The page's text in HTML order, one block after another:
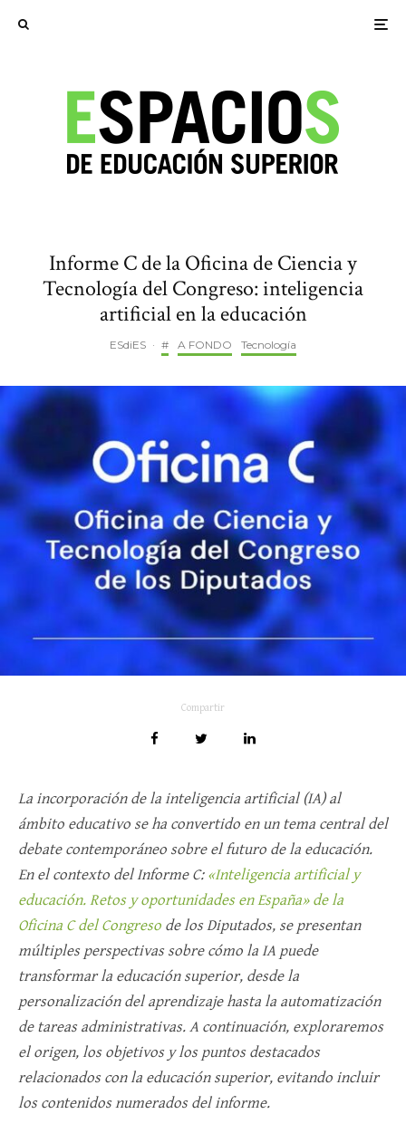
Informe C de la Oficina de Ciencia y
Tecnología del Congreso: inteligencia
artificial en la educación
ESdiES · # A FONDO Tecnología
Compartir
La incorporación de la inteligencia artificial (IA) al
ámbito educativo se ha convertido en un tema central del
debate contemporáneo sobre el futuro de la educación.
En el contexto del Informe C: «Inteligencia artificial y
educación. Retos y oportunidades en España» de la
Oficina C del Congreso de los Diputados, se presentan
múltiples perspectivas sobre cómo la IA puede
transformar la educación superior, desde la
personalización del aprendizaje hasta la automatización
de tareas administrativas. A continuación, exploraremos
el origen, los objetivos y los puntos destacados
relacionados con la educación superior, evitando incluir
los contenidos numerados del informe.